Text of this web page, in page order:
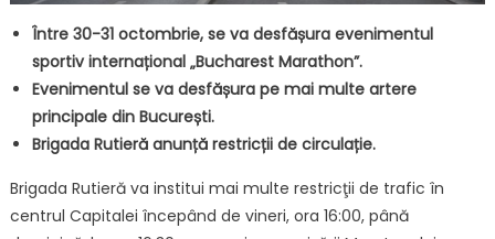
Între 30-31 octombrie, se va desfășura evenimentul
sportiv internațional „Bucharest Marathon”.
Evenimentul se va desfășura pe mai multe artere
principale din București.
Brigada Rutieră anunță restricții de circulație.
Brigada Rutieră va institui mai multe restricţii de trafic în
centrul Capitalei începând de vineri, ora 16:00, până